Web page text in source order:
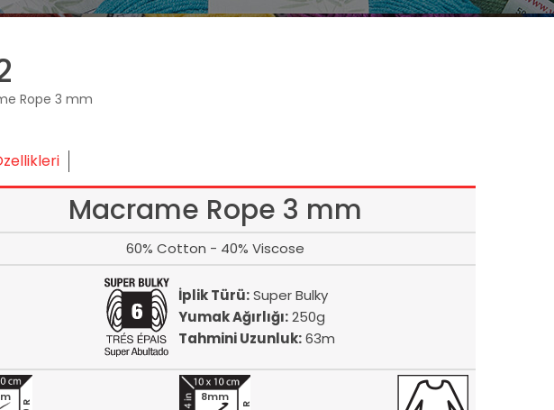
Rope 3 mm
Macrame Rope 3 mm
60% Cotton - 40% Viscose
İplik Türü:Super Bulky
Yumak Ağırlığı:250g
Tahmini Uzunluk:63m
8mm